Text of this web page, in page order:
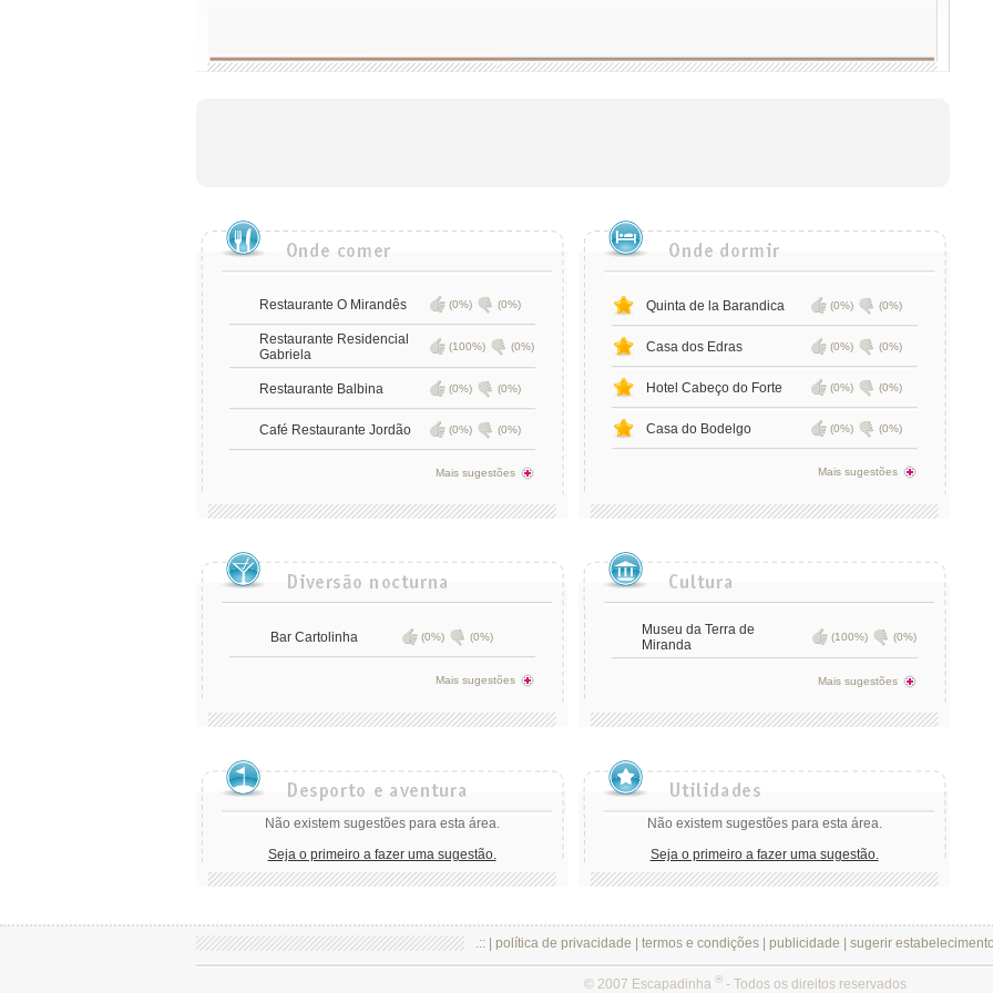
Restaurante O Mirandês (0%) (0%)
Restaurante Residencial
Gabriela
(100%) (0%)
Restaurante Balbina (0%) (0%)
Café Restaurante Jordão (0%) (0%)
Mais sugestões
Quinta de la Barandica (0%) (0%)
Casa dos Edras (0%) (0%)
Hotel Cabeço do Forte (0%) (0%)
Casa do Bodelgo (0%) (0%)
Mais sugestões
Bar Cartolinha (0%) (0%)
Mais sugestões
Museu da Terra de
Miranda
(100%) (0%)
Mais sugestões
Não existem sugestões para esta área.
Seja o primeiro a fazer uma sugestão.
Não existem sugestões para esta área.
Seja o primeiro a fazer uma sugestão.
.:: | política de privacidade termos e condições| publicidade sugerir estabelecimento
© 2007 Escapadinha ®- Todos os direitos reservados